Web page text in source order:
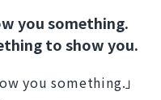
you something.
to show you.
you something.」